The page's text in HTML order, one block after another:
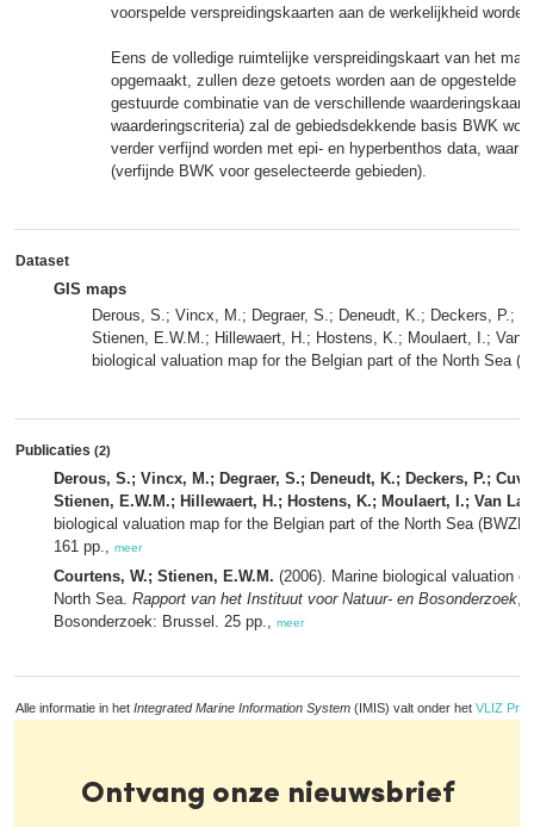
voorspelde verspreidingskaarten aan de werkelijkheid
Eens de volledige ruimtelijke verspreidingskaart van het
opgemaakt, zullen deze getoets worden aan de opgestelde
gestuurde combinatie van de verschillende
waarderingscriteria) zal de gebiedsdekkende basis BWK
verder verfijnd worden met epi- en hyperbenthos data, waar
(verfijnde BWK voor geselecteerde gebieden).
Dataset
GIS maps
Derous, S.; Vincx, M.; Degraer, S.; Deneudt, K.; Deckers, P.;
Stienen, E.W.M.; Hillewaert, H.; Hostens, K.; Moulaert, I.; Van
biological valuation map for the Belgian part of the North Sea
Publicaties (2)
Derous, S.; Vincx, M.; Degraer, S.; Deneudt, K.; Deckers, P.;
Stienen, E.W.M.; Hillewaert, H.; Hostens, K.; Moulaert, I.; Van
biological valuation map for the Belgian part of the North Sea
161 pp., meer
Courtens, W.; Stienen, E.W.M. (2006). Marine biological valuation
North Sea. Rapport van het Instituut voor Natuur- en Bosonderzoek,
Bosonderzoek: Brussel. 25 pp., meer
Alle informatie in het Integrated Marine Information System (IMIS) valt onder het VLIZ
Ontvang onze nieuwsbrief